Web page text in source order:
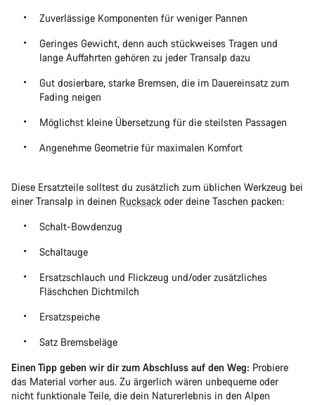
Zuverlässige Komponenten für weniger Pannen
Geringes Gewicht, denn auch stückweises Tragen und
lange Auffahrten gehören zu jeder Transalp dazu
Gut dosierbare, starke Bremsen, die im Dauereinsatz zum
Fading neigen
Möglichst kleine Übersetzung für die steilsten Passagen
Angenehme Geometrie für maximalen Komfort
Diese Ersatzteile solltest du zusätzlich zum üblichen Werkzeug bei
einer Transalp in deinen Rucksack oder deine Taschen packen:
Schalt-Bowdenzug
Schaltauge
Ersatzschlauch und Flickzeug und/oder zusätzliches
Fläschchen Dichtmilch
Ersatzspeiche
Satz Bremsbeläge
Einen Tipp geben wir dir zum Abschluss auf den Weg: Probiere
das Material vorher aus. Zu ärgerlich wären unbequeme oder
nicht funktionale Teile, die dein Naturerlebnis in den Alpen